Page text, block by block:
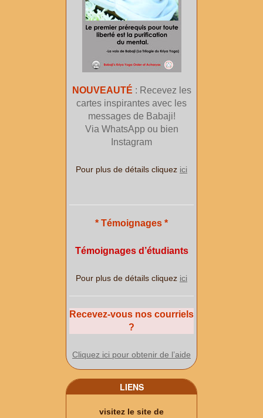
NOUVEAUTÉ : Recevez les
cartes inspirantes avec les
messages de Babaji!
Via WhatsApp ou bien
Instagram
Pour plus de détails cliquez ici
* Témoignages *
Témoignages d’étudiants
Pour plus de détails cliquez ici
Recevez-vous nos courriels
?
Cliquez ici pour obtenir de l’aide
LIENS
visitez le site de